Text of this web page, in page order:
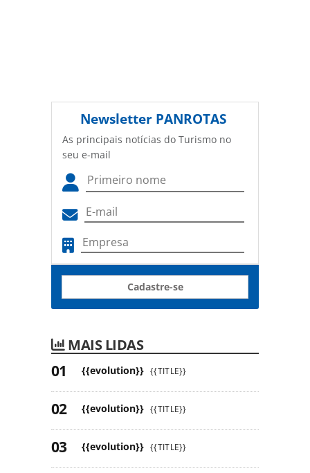
Newsletter PANROTAS
As principais notícias do Turismo no
seu e-mail
Cadastre-se
MAIS LIDAS
{{evolution}} {{TITLE}}
{{evolution}} {{TITLE}}
{{evolution}} {{TITLE}}